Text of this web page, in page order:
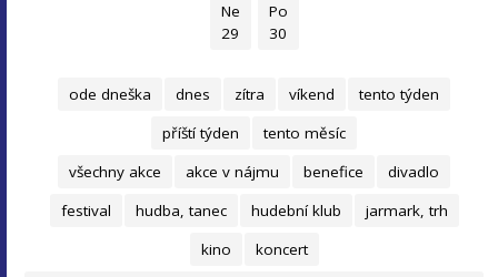
Ne
29
Po
30
ode dneška dnes zítra víkend
tento týden
příští týden
tento měsíc
všechny akce
akce v nájmu benefice
divadlo
festival
hudba, tanec hudební klub
jarmark, trh
kino
koncert